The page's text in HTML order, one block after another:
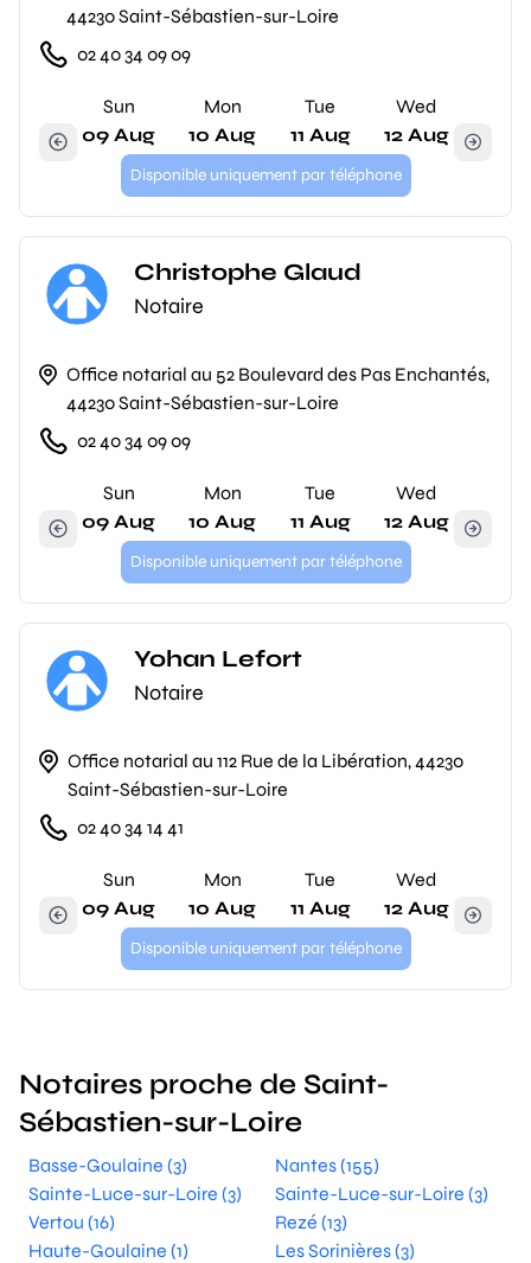
44230 Saint-Sébastien-sur-Loire
02 40 34 09 09
Sun
09 Aug
Mon
10 Aug
Tue
11 Aug
Wed
12 Aug
Disponible uniquement par téléphone
Christophe Glaud
Notaire
Office notarial au 52 Boulevard des Pas Enchantés,
44230 Saint-Sébastien-sur-Loire
02 40 34 09 09
Sun
09 Aug
Mon
10 Aug
Tue
11 Aug
Wed
12 Aug
Disponible uniquement par téléphone
Yohan Lefort
Notaire
Office notarial au 112 Rue de la Libération, 44230
Saint-Sébastien-sur-Loire
02 40 34 14 41
Sun
09 Aug
Mon
10 Aug
Tue
11 Aug
Wed
12 Aug
Disponible uniquement par téléphone
Notaires proche de Saint-
Sébastien-sur-Loire
Basse-Goulaine (3)
Nantes (155)
Sainte-Luce-sur-Loire (3)
Sainte-Luce-sur-Loire (3)
Vertou (16)
Rezé (13)
Haute-Goulaine (1)
Les Sorinières (3)